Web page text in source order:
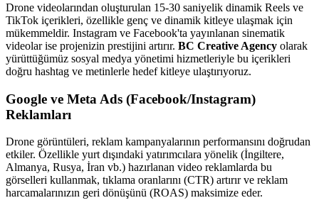
Drone videolarından oluşturulan 15-30 saniyelik dinamik Reels ve
TikTok içerikleri, özellikle genç ve dinamik kitleye ulaşmak için
mükemmeldir. Instagram ve Facebook'ta yayınlanan sinematik
videolar ise projenizin prestijini artırır. BC Creative Agency olarak
yürüttüğümüz sosyal medya yönetimi hizmetleriyle bu içerikleri
doğru hashtag ve metinlerle hedef kitleye ulaştırıyoruz.
Google ve Meta Ads (Facebook/Instagram)
Reklamları
Drone görüntüleri, reklam kampanyalarının performansını doğrudan
etkiler. Özellikle yurt dışındaki yatırımcılara yönelik (İngiltere,
Almanya, Rusya, İran vb.) hazırlanan video reklamlarda bu
görselleri kullanmak, tıklama oranlarını (CTR) artırır ve reklam
harcamalarınızın geri dönüşünü (ROAS) maksimize eder.